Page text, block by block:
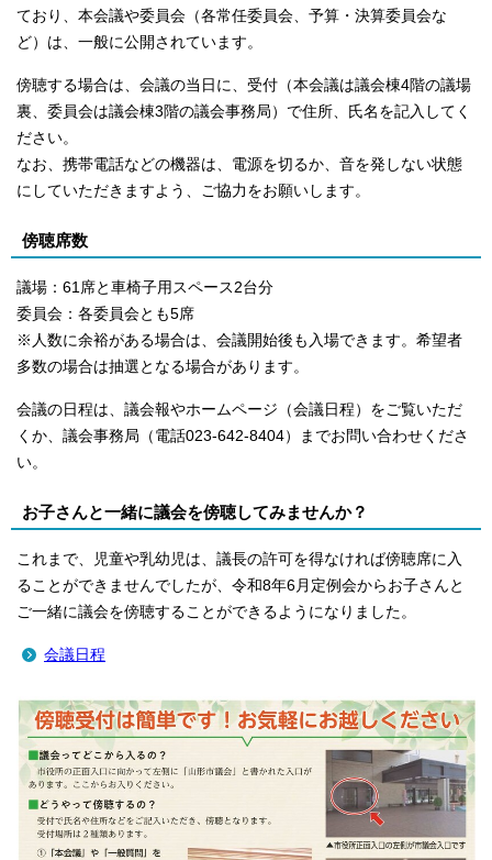
ており、本会議や委員会（各常任委員会、予算・決算委員会な
ど）は、一般に公開されています。
傍聴する場合は、会議の当日に、受付（本会議は議会棟4階の議場
裏、委員会は議会棟3階の議会事務局）で住所、氏名を記入してく
ださい。
なお、携帯電話などの機器は、電源を切るか、音を発しない状態
にしていただきますよう、ご協力をお願いします。
傍聴席数
議場：61席と車椅子用スペース2台分
委員会：各委員会とも5席
※人数に余裕がある場合は、会議開始後も入場できます。希望者
多数の場合は抽選となる場合があります。
会議の日程は、議会報やホームページ（会議日程）をご覧いただ
くか、議会事務局（電話023-642-8404）までお問い合わせくださ
い。
お子さんと一緒に議会を傍聴してみませんか？
これまで、児童や乳幼児は、議長の許可を得なければ傍聴席に入
ることができませんでしたが、令和8年6月定例会からお子さんと
ご一緒に議会を傍聴することができるようになりました。
会議日程